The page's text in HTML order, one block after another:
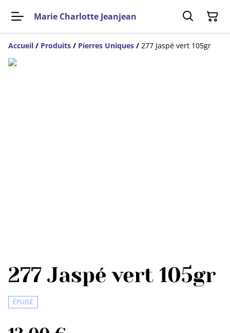
Marie Charlotte Jeanjean
Accueil / Produits / Pierres Uniques / 277 Jaspé vert 105gr
277 Jaspé vert 105gr
ÉPUISÉ